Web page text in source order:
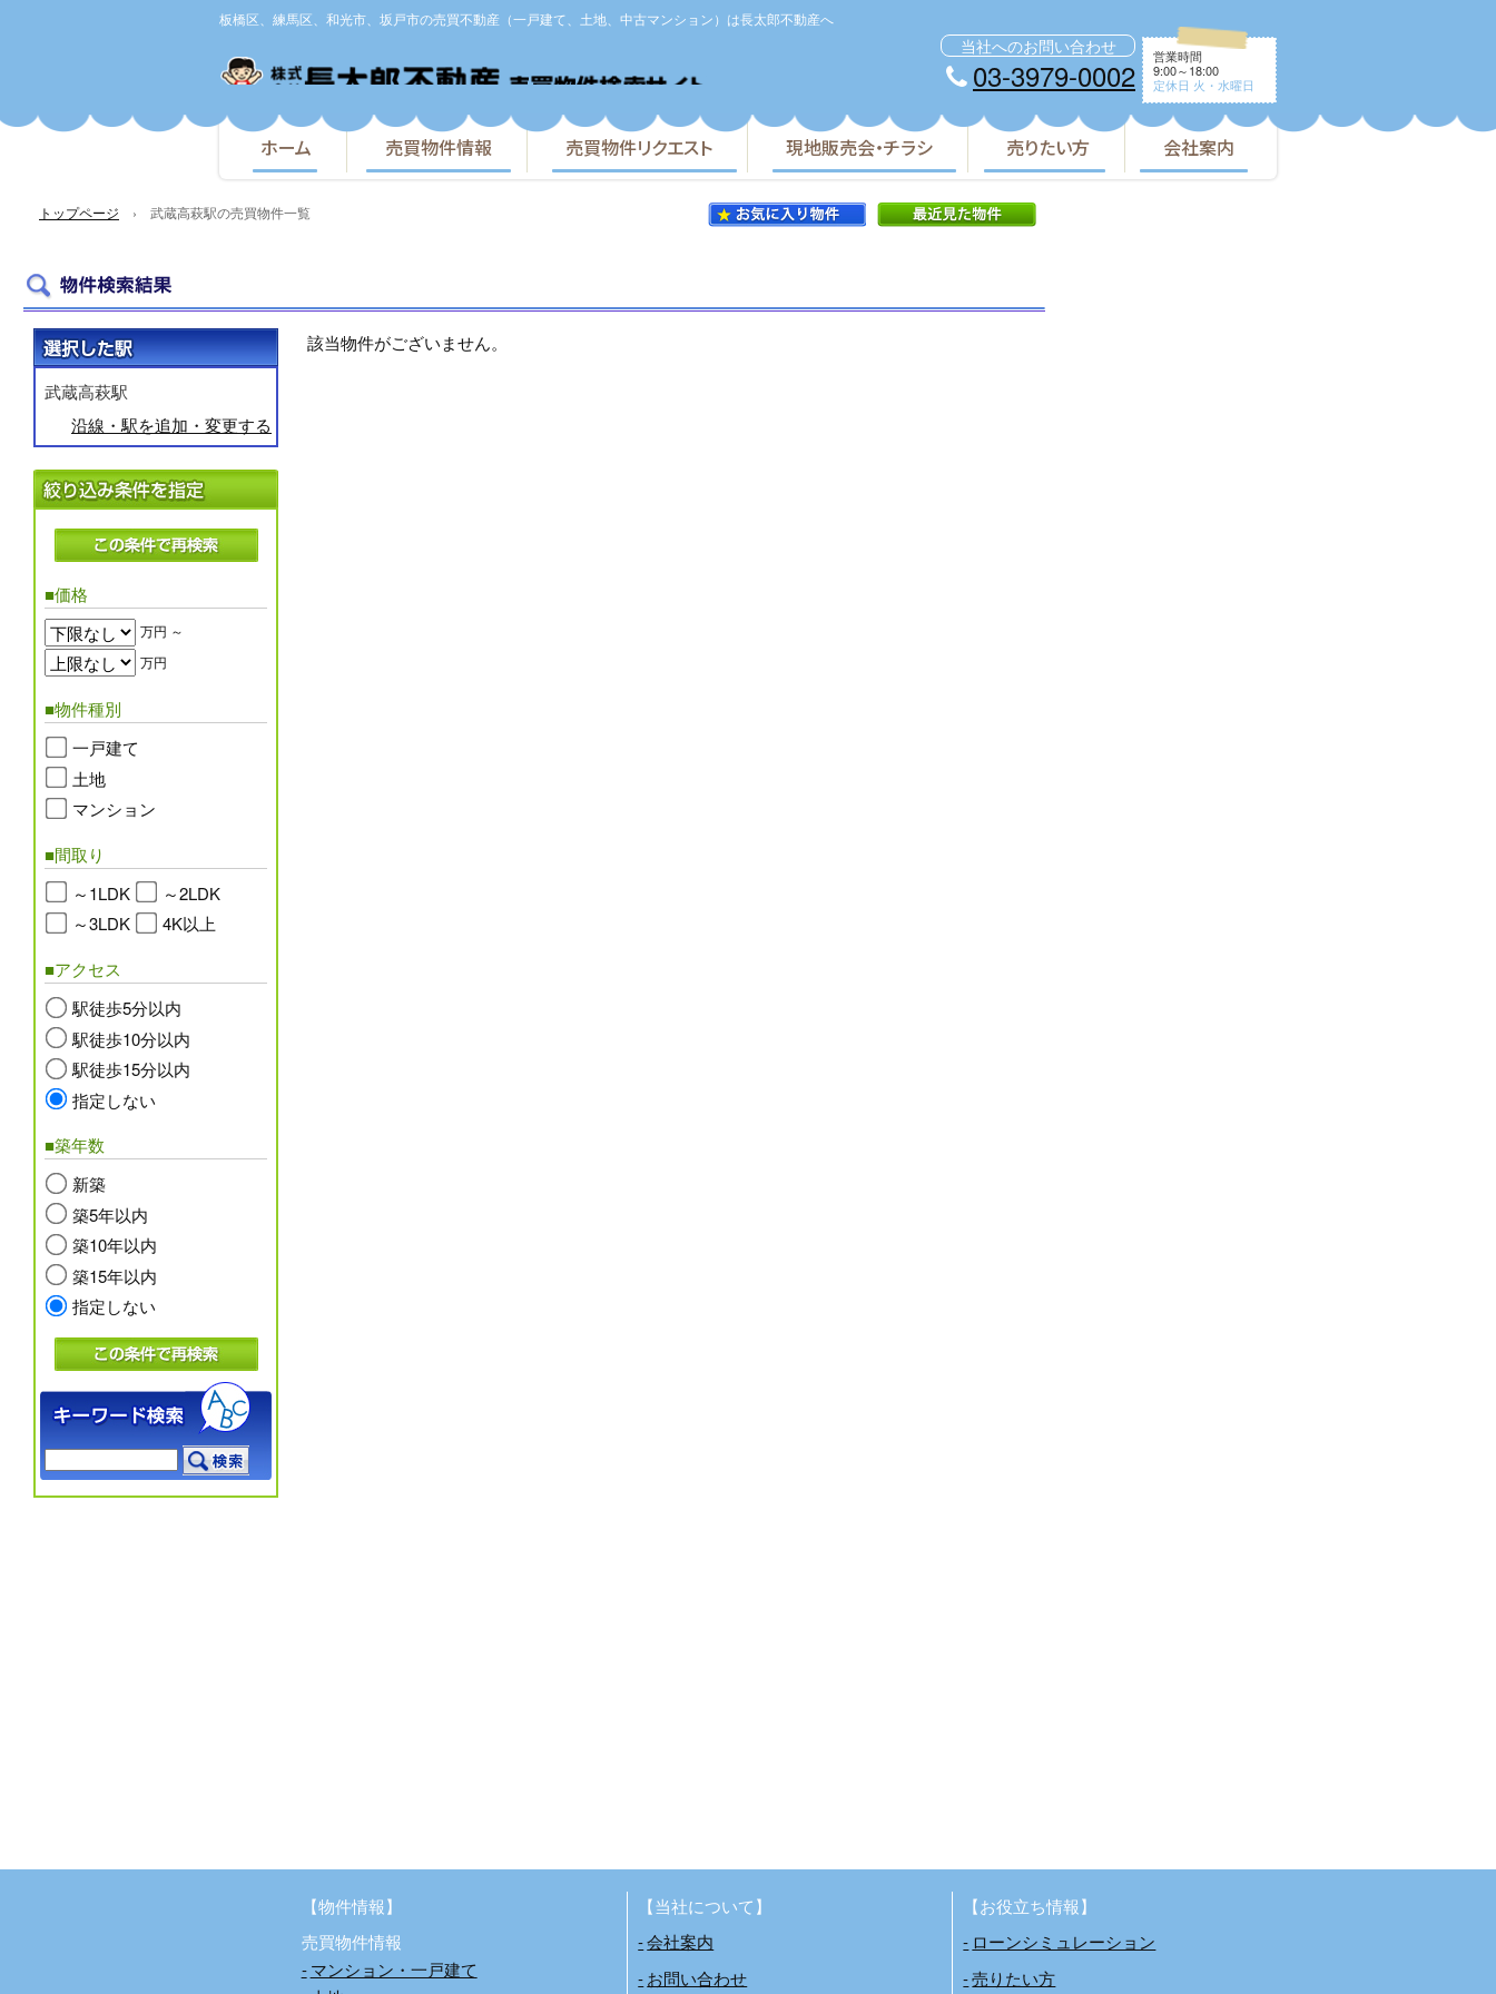
板橋区、練馬区、和光市、坂戸市の売買不動産（一戸建て、土地、中古マンション）は長太郎不動産へ
当社へのお問い合わせ
03-3979-0002
営業時間
9:00～18:00
定休日 火・水曜日
ホーム 売買物件情報 売買物件リクエスト 現地販売会・チラシ 売りたい方 会社案内
トップページ › 武蔵高萩駅の売買物件一覧
該当物件がございません。
武蔵高萩駅
沿線・駅を追加・変更する
■価格
万円 ～
万円
■物件種別
一戸建て
土地
マンション
■間取り
～1LDK
～2LDK
～3LDK
4K以上
■アクセス
駅徒歩5分以内
駅徒歩10分以内
駅徒歩15分以内
指定しない
■築年数
新築
築5年以内
築10年以内
築15年以内
指定しない
【物件情報】
売買物件情報
マンション・一戸建て
【当社について】
会社案内
お問い合わせ
【お役立ち情報】
ローンシミュレーション
売りたい方